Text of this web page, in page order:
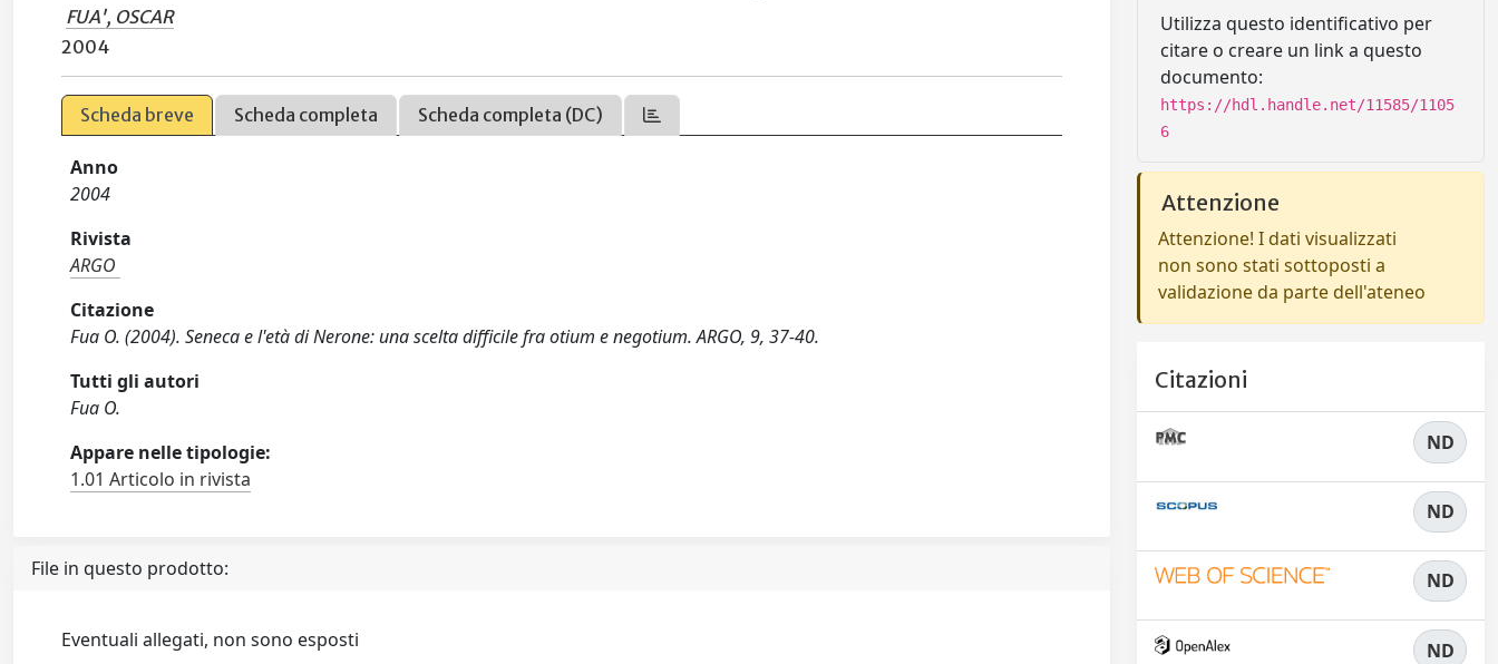
FUA', OSCAR
2004
Scheda breve Scheda completa Scheda completa (DC)
Anno
2004
Rivista
ARGO
Citazione
Fua O. (2004). Seneca e l'età di Nerone: una scelta difficile fra otium e negotium. ARGO, 9, 37-40.
Tutti gli autori
Fua O.
Appare nelle tipologie:
1.01 Articolo in rivista
File in questo prodotto:
Eventuali allegati, non sono esposti
Utilizza questo identificativo per
citare o creare un link a questo
documento:
https://hdl.handle.net/11585/1105
6
Attenzione
Attenzione! I dati visualizzati
non sono stati sottoposti a
validazione da parte dell'ateneo
Citazioni
ND
ND
ND
ND